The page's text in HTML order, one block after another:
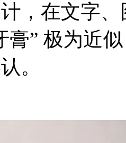
计，在文字
膏” 极为近
。